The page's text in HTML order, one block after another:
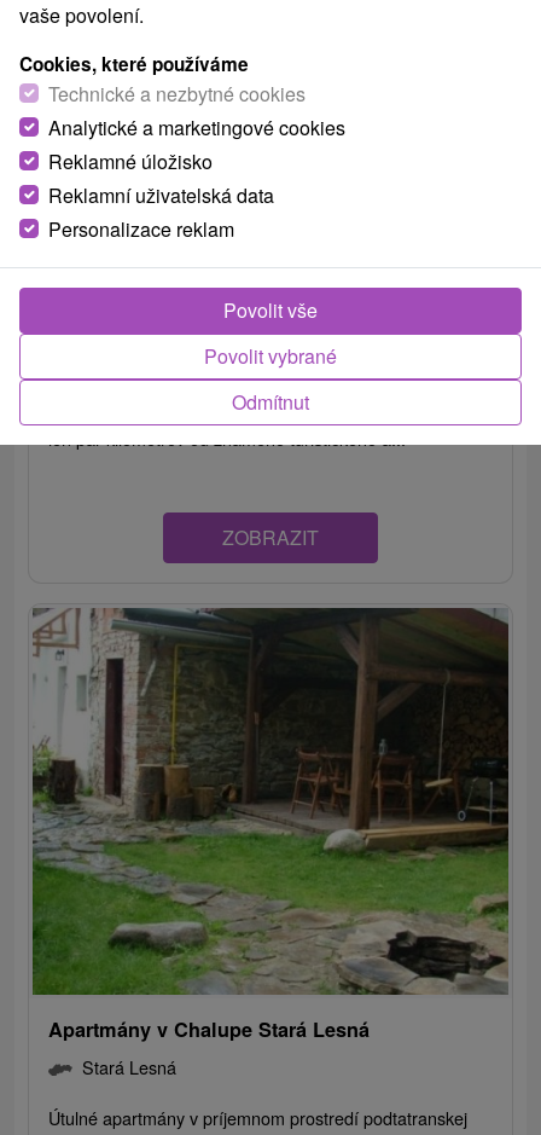
Family House & Apartmány Zuzana Stará
Ubytovanie v tichej časti obce Stará Lesná, pod Tatrami,
ZOBRAZIT
Apartmány v Chalupe Stará Lesná
Stará Lesná
Útulné apartmány v príjemnom prostredí podtatranskej
vaše povolení.
Cookies, které používáme
Technické a nezbytné cookies
Analytické a marketingové cookies
Reklamné úložisko
Reklamní uživatelská data
Personalizace reklam
Odmítnut
Povolit vybrané
Povolit vše